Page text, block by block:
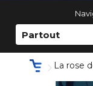
Partout
La rose